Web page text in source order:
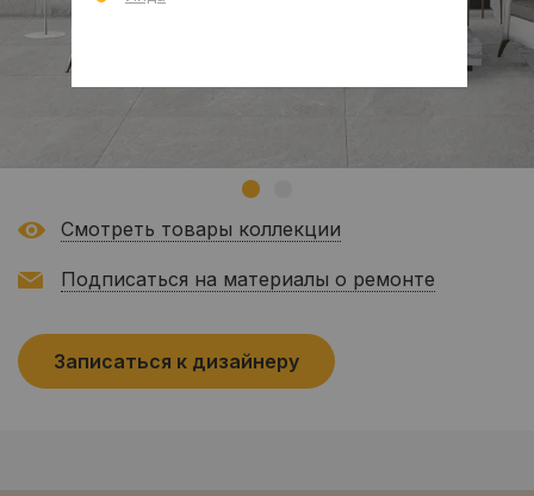
Смотреть товары коллекции
Подписаться на материалы о ремонте
Записаться к дизайнеру